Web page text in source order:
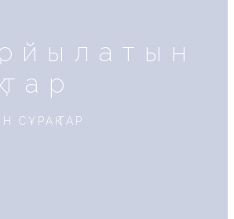
СҰРАҚТАР